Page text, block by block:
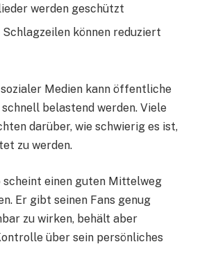
werden geschützt
können reduziert
Medien kann öffentliche
belastend werden. Viele
darüber, wie schwierig es ist,
zu werden.
scheint einen guten Mittelweg
Er gibt seinen Fans genug
zu wirken, behält aber
über sein persönliches